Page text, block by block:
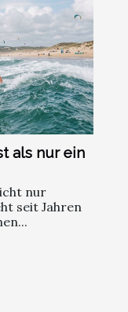
als nur ein
nur
seit Jahren